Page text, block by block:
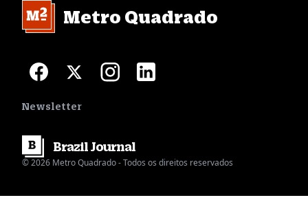
Metro Quadrado
Newsletter
© 2026 Metro Quadrado - Todos os direitos reservados
BrazilJournal